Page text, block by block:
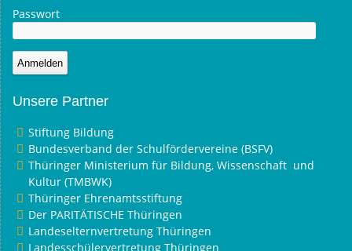
Passwort
Unsere Partner
Stiftung Bildung
Bundesverband der Schulfördervereine (BSFV)
Thüringer Ministerium für Bildung, Wissenschaft und
Kultur (TMBWK)
Thüringer Ehrenamtsstiftung
Der PARITÄTISCHE Thüringen
Landeselternvertretung Thüringen
Landesschülervertretung Thüringen